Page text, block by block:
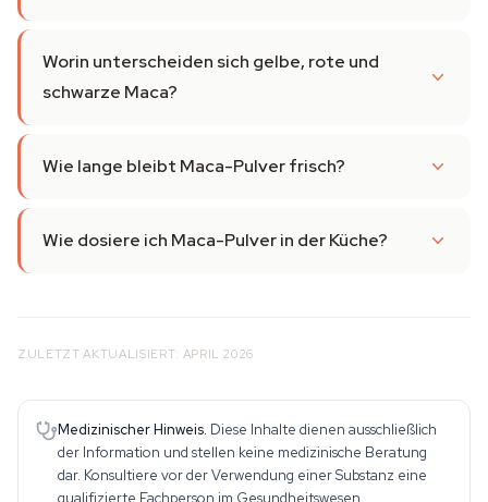
Worin unterscheiden sich gelbe, rote und
schwarze Maca?
Wie lange bleibt Maca-Pulver frisch?
Wie dosiere ich Maca-Pulver in der Küche?
ZULETZT AKTUALISIERT: APRIL 2026
Medizinischer Hinweis. Diese Inhalte dienen ausschließlich
der Information und stellen keine medizinische Beratung
dar. Konsultiere vor der Verwendung einer Substanz eine
qualifizierte Fachperson im Gesundheitswesen.